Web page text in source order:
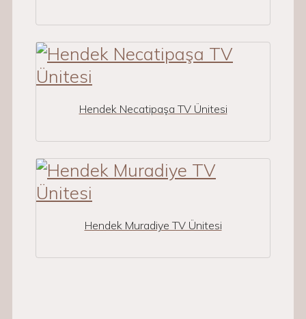
Hendek Necatipaşa TV Ünitesi
Hendek Muradiye TV Ünitesi